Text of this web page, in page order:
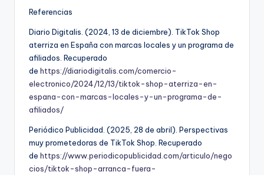
Referencias
Diario Digitalis. (2024, 13 de diciembre). TikTok Shop
aterriza en España con marcas locales y un programa de
afiliados. Recuperado
de https://diariodigitalis.com/comercio-
electronico/2024/12/13/tiktok-shop-aterriza-en-
espana-con-marcas-locales-y-un-programa-de-
afiliados/
Periódico Publicidad. (2025, 28 de abril). Perspectivas
muy prometedoras de TikTok Shop. Recuperado
de https://www.periodicopublicidad.com/articulo/nego
cios/tiktok-shop-arranca-fuera-